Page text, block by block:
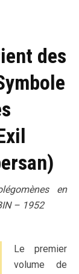
des
en
– 1952
Le premier
volume de